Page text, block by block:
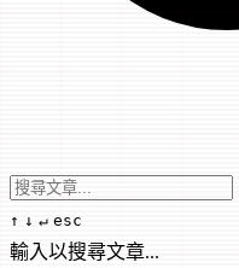
↑ ↓ ↵ esc
輸入以搜尋文章...